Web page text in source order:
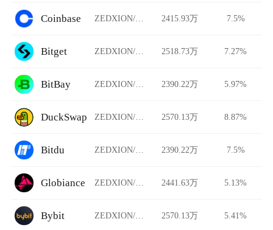
Coinbase ZEDXION/USDT 2415.93万 7.5%
Bitget ZEDXION/USDT 2518.73万 7.27%
BitBay ZEDXION/USDT 2390.22万 5.97%
DuckSwap ZEDXION/USDT 2570.13万 8.87%
Bitdu ZEDXION/USDT 2390.22万 7.5%
Globiance ZEDXION/USDT 2441.63万 5.13%
Bybit ZEDXION/USDT 2570.13万 5.41%